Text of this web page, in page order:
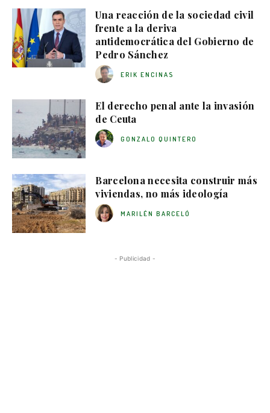
Una reacción de la sociedad civil
frente a la deriva
antidemocrática del Gobierno de
Pedro Sánchez
ERIK ENCINAS
El derecho penal ante la invasión
de Ceuta
GONZALO QUINTERO
Barcelona necesita construir más
viviendas, no más ideología
MARILÉN BARCELÓ
- Publicidad -